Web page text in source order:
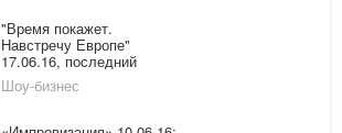
"Время покажет.
Навстречу Европе"
17.06.16, последний
выпуск смотреть онлайн
на Первом канале
Шоу-бизнес